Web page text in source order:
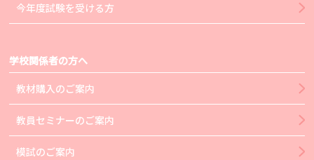
今年度試験を受ける方
学校関係者の方へ
教材購入のご案内
教員セミナーのご案内
模試のご案内